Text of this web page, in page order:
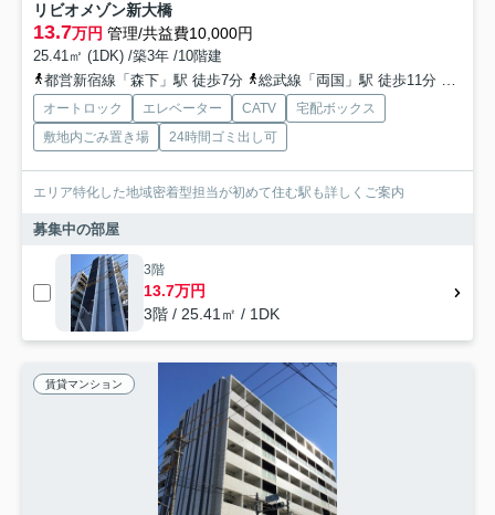
リビオメゾン新大橋
13.7万円 管理/共益費10,000円
25.41㎡ (1DK) /築3年 /10階建
都営新宿線「森下」駅 徒歩7分
総武線「両国」駅 徒歩11分 都営
オートロック エレベーター CATV
宅配ボックス
敷地内ごみ置き場
24時間ゴミ出し可
エリア特化した地域密着型担当が初めて住む駅も詳しくご案内
募集中の部屋
3階
13.7万円
3階 / 25.41㎡ / 1DK
賃貸マンション